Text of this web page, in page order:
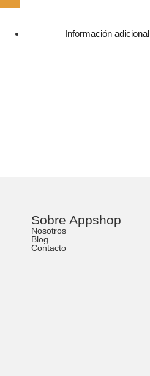
Información adicional
Sobre Appshop
Nosotros
Blog
Contacto